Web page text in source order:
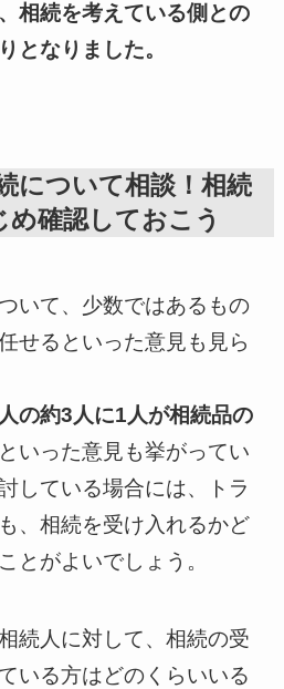
相続を考えている側との
となりました。
について相談！相続
確認しておこう
いて、少数ではあるもの
せるといった意見も見ら
の約3人に1人が相続品の
いった意見も挙がってい
している場合には、トラ
、相続を受け入れるかど
とがよいでしょう。
続人に対して、相続の受
いる方はどのくらいいる